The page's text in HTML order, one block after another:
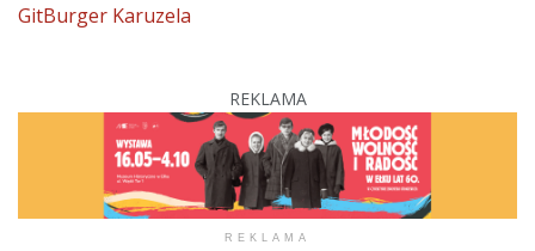
GitBurger Karuzela
REKLAMA
REKLAMA